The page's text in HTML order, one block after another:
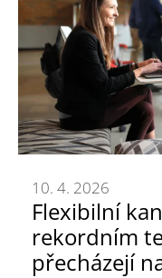
Flexibilní
rekordním
přecházejí
10. 4. 2026